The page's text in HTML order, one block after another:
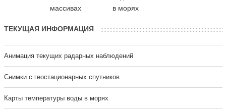
массивах
в морях
ТЕКУЩАЯ ИНФОРМАЦИЯ
Анимация текущих радарных наблюдений
Cнимки с геостационарных спутников
Карты температуры воды в морях